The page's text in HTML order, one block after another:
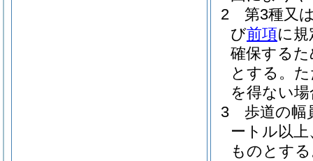
2
第3種又
び前項に
確保する
とする。
を得ない
3
歩道の幅
ートル以
ものとす